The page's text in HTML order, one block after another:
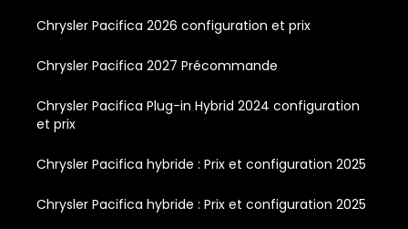
Chrysler Pacifica 2026 configuration et prix
Chrysler Pacifica 2027 Précommande
Chrysler Pacifica Plug-in Hybrid 2024 configuration
et prix
Chrysler Pacifica hybride : Prix et configuration 2025
Chrysler Pacifica hybride : Prix et configuration 2025